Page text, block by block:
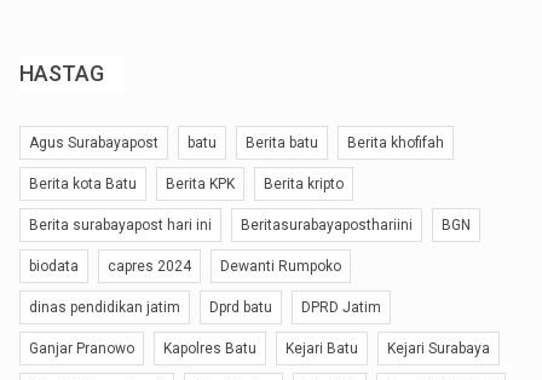
HASTAG
Agus Surabayapost batu Berita batu Berita khofifah
Berita kota Batu Berita KPK Berita kripto
Berita surabayapost hari ini Beritasurabayaposthariini BGN
biodata capres 2024 Dewanti Rumpoko
dinas pendidikan jatim Dprd batu DPRD Jatim
Ganjar Pranowo Kapolres Batu Kejari Batu Kejari Surabaya